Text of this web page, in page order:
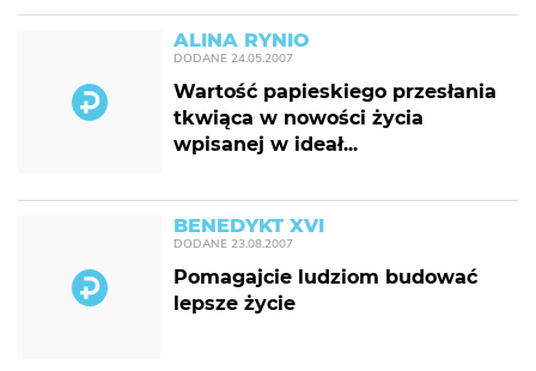
ALINA RYNIO
DODANE 24.05.2007
Wartość papieskiego przesłania
tkwiąca w nowości życia
wpisanej w ideał...
BENEDYKT XVI
DODANE 23.08.2007
Pomagajcie ludziom budować
lepsze życie